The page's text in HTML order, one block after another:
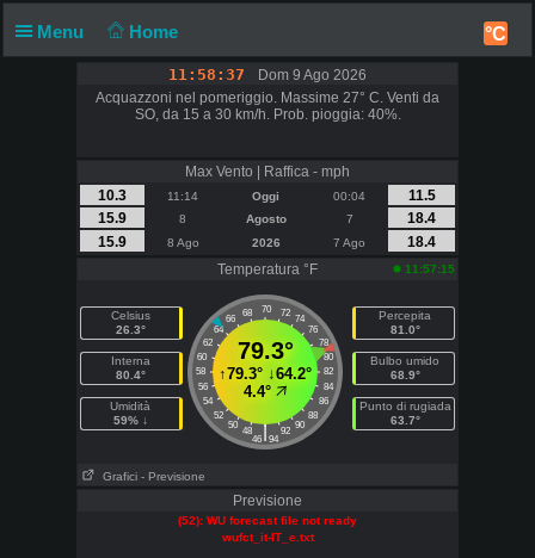
Menu Home °C
11:58:37
Dom 9 Ago 2026
Acquazzoni nel pomeriggio. Massime 27° C. Venti da
SO, da 15 a 30 km/h. Prob. pioggia: 40%.
Max Vento | Raffica - mph
10.3
11:14 Oggi 00:04
11.5
15.9
8 Agosto 7
18.4
15.9
8 Ago 2026 7 Ago
18.4
Temperatura °F
11:57:15
Celsius
26.3°
Interna
80.4°
Umidità
59% ↓
70
68 72
66
74
64
76
62
78
60
80
58
82
56
84
54
86
52
88
50
90
48 92
|
46 94
79.3°
↑79.3° ↓64.2°
4.4°
Percepita
81.0°
Bulbo umido
68.9°
Punto di rugiada
63.7°
Grafici - Previsione
Previsione
(52): WU forecast file not ready
wufct_it-IT_e.txt